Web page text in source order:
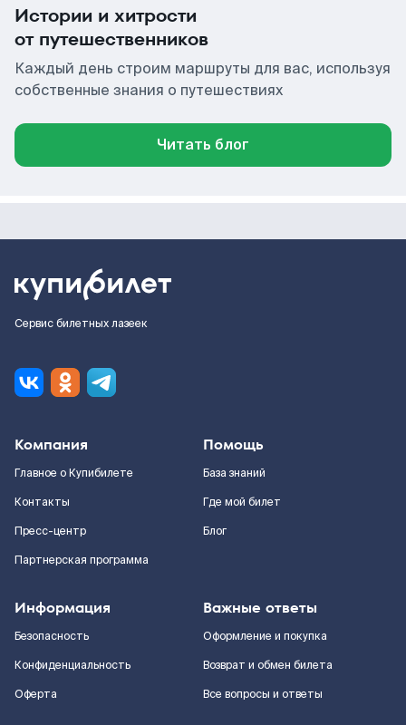
Истории и хитрости
от путешественников
Каждый день строим маршруты для вас, используя
собственные знания о путешествиях
Читать блог
Сервис билетных лазеек
Компания
Главное о Купибилете
Контакты
Пресс-центр
Партнерская программа
Помощь
База знаний
Где мой билет
Блог
Информация
Безопасность
Конфиденциальность
Оферта
Важные ответы
Оформление и покупка
Возврат и обмен билета
Все вопросы и ответы